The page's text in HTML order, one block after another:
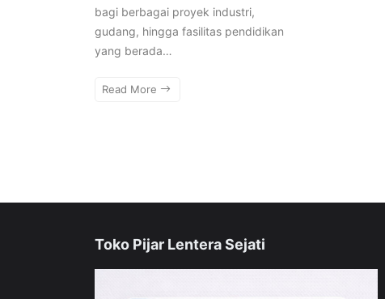
bagi berbagai proyek industri,
gudang, hingga fasilitas pendidikan
yang berada…
Read More
Toko Pijar Lentera Sejati